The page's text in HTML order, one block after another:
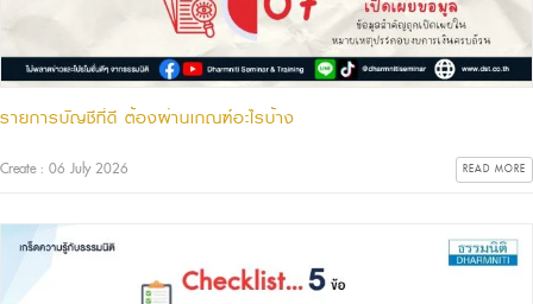
รายการบัญชีที่ดี ต้องผ่านเกณฑ์อะไรบ้าง
Create : 06 July 2026 READ MORE